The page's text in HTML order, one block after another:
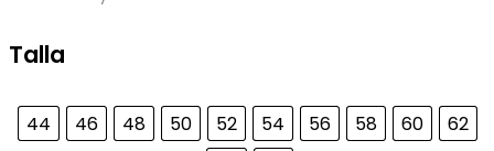
Talla
44 46 48 50 52 54 56 58 60
62